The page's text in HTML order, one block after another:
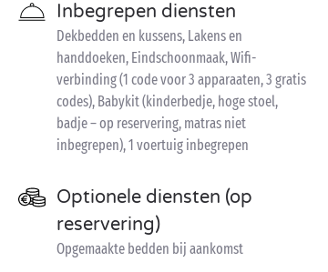
Inbegrepen diensten
Dekbedden en kussens, Lakens en
handdoeken, Eindschoonmaak, Wifi-
verbinding (1 code voor 3 apparaaten, 3 gratis
codes), Babykit (kinderbedje, hoge stoel,
badje – op reservering, matras niet
inbegrepen), 1 voertuig inbegrepen
Optionele diensten (op
reservering)
Opgemaakte bedden bij aankomst